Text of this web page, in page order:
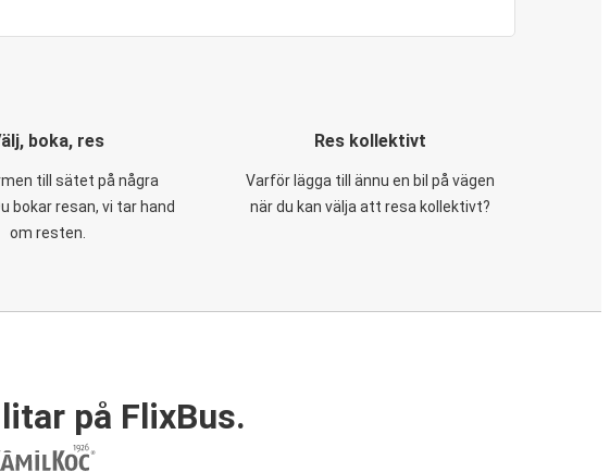
boka, res
till sätet på några
bokar resan, vi tar hand
om resten.
Res kollektivt
Varför lägga till ännu en bil på vägen
när du kan välja att resa kollektivt?
på FlixBus.